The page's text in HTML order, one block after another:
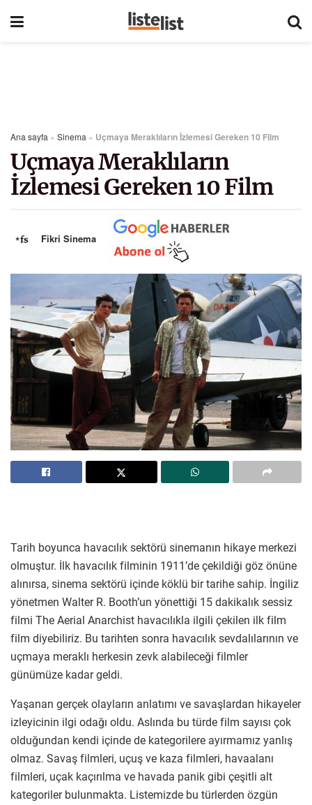
Ana sayfa » Sinema » Uçmaya Meraklıların İzlemesi Gereken 10 Film
Uçmaya Meraklıların
İzlemesi Gereken 10 Film
Fikri Sinema
Tarih boyunca havacılık sektörü sinemanın hikaye merkezi
olmuştur. İlk havacılık filminin 1911’de çekildiği göz önüne
alınırsa, sinema sektörü içinde köklü bir tarihe sahip. İngiliz
yönetmen Walter R. Booth’un yönettiği 15 dakikalık sessiz
filmi The Aerial Anarchist havacılıkla ilgili çekilen ilk film
film diyebiliriz. Bu tarihten sonra havacılık sevdalılarının ve
uçmaya meraklı herkesin zevk alabileceği filmler
günümüze kadar geldi.
Yaşanan gerçek olayların anlatımı ve savaşlardan hikayeler
izleyicinin ilgi odağı oldu. Aslında bu türde film sayısı çok
olduğundan kendi içinde de kategorilere ayırmamız yanlış
olmaz. Savaş filmleri, uçuş ve kaza filmleri, havaalanı
filmleri, uçak kaçırılma ve havada panik gibi çeşitli alt
kategoriler bulunmakta. Listemizde bu türlerden özgün